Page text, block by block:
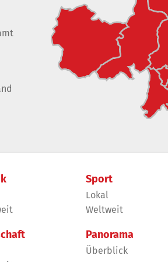
Sport
Lokal
Weltweit
Panorama
Überblick